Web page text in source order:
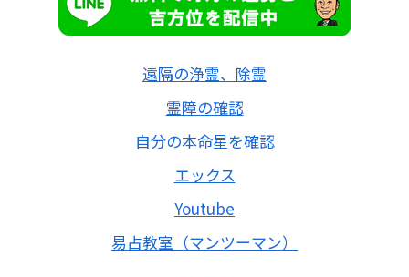
遠隔の浄霊、除霊
霊障の確認
自分の本命星を確認
エックス
Youtube
易占教室（マンツーマン）